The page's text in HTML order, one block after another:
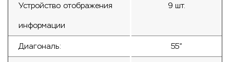
Устройство отображения
информации
9 шт.
Диагональ: 55”